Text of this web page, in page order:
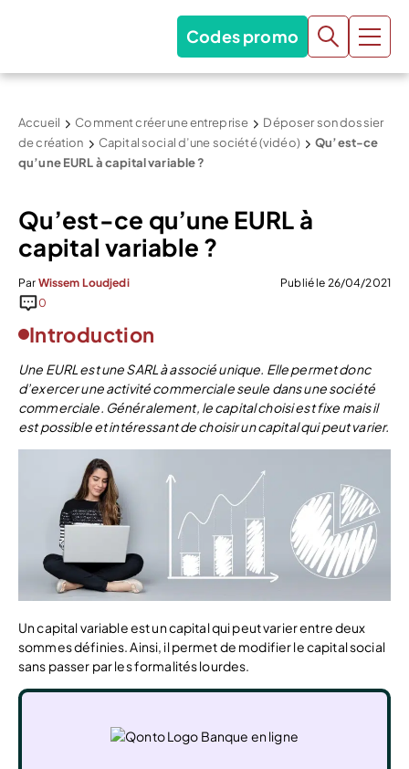
Codes promo
Accueil Comment créer une entreprise
Déposer son dossier
de création
Capital social d’une société (vidéo)
Qu’est-ce
qu’une EURL à capital variable ?
Qu’est-ce qu’une EURL à
capital variable ?
Par Wissem Loudjedi
Publié le 26/04/2021
0
Introduction
Une EURL est une SARL à associé unique. Elle permet donc
d’exercer une activité commerciale seule dans une société
commerciale. Généralement, le capital choisi est fixe mais il
est possible et intéressant de choisir un capital qui peut varier.
Un capital variable est un capital qui peut varier entre deux
sommes définies. Ainsi, il permet de modifier le capital social
sans passer par les formalités lourdes.